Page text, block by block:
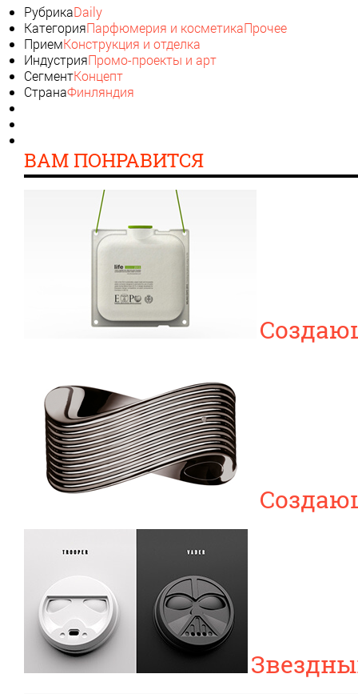
РубрикаDaily
КатегорияПарфюмерия и косметикаПрочее
ПриемКонструкция и отделка
ИндустрияПромо-проекты и арт
СегментКонцепт
СтранаФинляндия
ВАМ ПОНРАВИТСЯ